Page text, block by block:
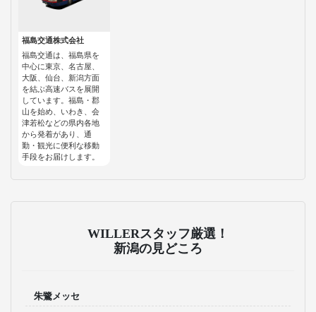
福島交通株式会社
福島交通は、福島県を
中心に東京、名古屋、
大阪、仙台、新潟方面
を結ぶ高速バスを展開
しています。福島・郡
山を始め、いわき、会
津若松などの県内各地
から発着があり、通
勤・観光に便利な移動
手段をお届けします。
WILLERスタッフ厳選！
新潟の見どころ
朱鷺メッセ